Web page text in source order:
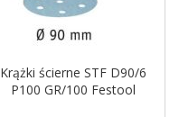
Krążki ścierne STF D90/6
P100 GR/100 Festool